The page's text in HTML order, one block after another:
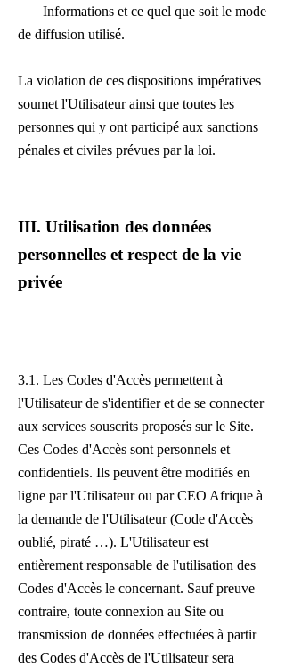
Informations et ce quel que soit le mode
de diffusion utilisé.
La violation de ces dispositions impératives
soumet l'Utilisateur ainsi que toutes les
personnes qui y ont participé aux sanctions
pénales et civiles prévues par la loi.
III. Utilisation des données
personnelles et respect de la vie
privée
3.1. Les Codes d'Accès permettent à
l'Utilisateur de s'identifier et de se connecter
aux services souscrits proposés sur le Site.
Ces Codes d'Accès sont personnels et
confidentiels. Ils peuvent être modifiés en
ligne par l'Utilisateur ou par CEO Afrique à
la demande de l'Utilisateur (Code d'Accès
oublié, piraté …). L'Utilisateur est
entièrement responsable de l'utilisation des
Codes d'Accès le concernant. Sauf preuve
contraire, toute connexion au Site ou
transmission de données effectuées à partir
des Codes d'Accès de l'Utilisateur sera